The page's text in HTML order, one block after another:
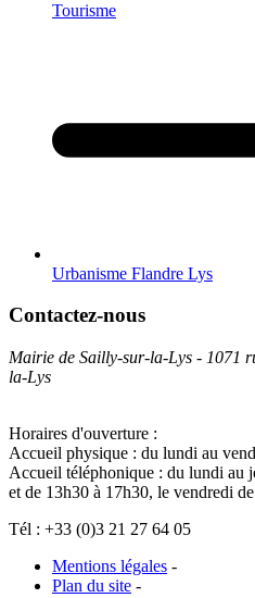
Tourisme
Urbanisme Flandre Lys
Contactez-nous
Mairie de Sailly-sur-la-Lys - 1071
la-Lys
Horaires d'ouverture :
Accueil physique : du lundi au
Accueil téléphonique : du lundi au
et de 13h30 à 17h30, le vendredi
Tél : +33 (0)3 21 27 64 05
Mentions légales -
Plan du site -